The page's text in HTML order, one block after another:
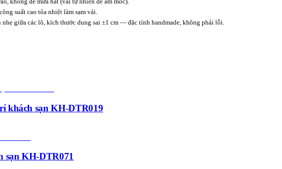
suất cao tỏa nhiệt làm sạm vải.
giữa các lô, kích thước dung sai ±1 cm — đặc tính handmade, không phải lỗi.
khách sạn KH-DTR019
sạn KH-DTR071